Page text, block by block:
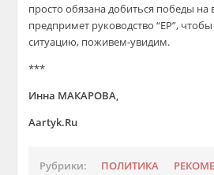
просто обязана добиться победы на
предпримет руководство “ЕР”,
ситуацию, поживем-увидим.
***
Инна МАКАРОВА,
Aartyk.Ru
Рубрики: ПОЛИТИКА